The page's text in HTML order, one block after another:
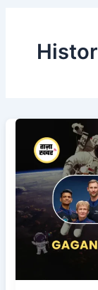
Shubhanshu
Shukla
और
Gaganyaan
Heroes:
भारत
अंतरिक्ष
का